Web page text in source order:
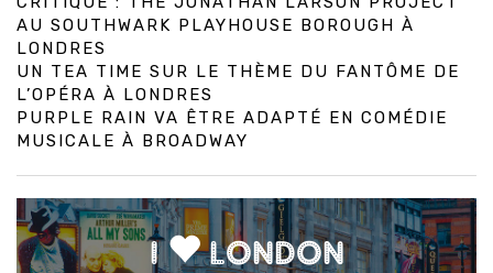
AU SOUTHWARK PLAYHOUSE BOROUGH À
LONDRES
UN TEA TIME SUR LE THÈME DU FANTÔME DE
L’OPÉRA À LONDRES
PURPLE RAIN VA ÊTRE ADAPTÉ EN COMÉDIE
MUSICALE À BROADWAY
I LONDON